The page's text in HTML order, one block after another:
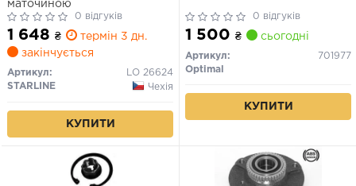
маточиною
0 відгуків
1 648 ₴
термін 3 дн.
закінчується
Артикул:
LO 26624
STARLINE
Чехія
КУПИТИ
0 відгуків
1 500 ₴ сьогодні
Артикул:
701977
Optimal
КУПИТИ